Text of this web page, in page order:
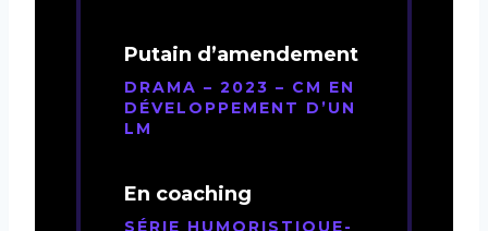
Putain d’amendement
DRAMA – 2023 – CM EN
DÉVELOPPEMENT D’UN
LM
En coaching
SÉRIE HUMORISTIQUE-